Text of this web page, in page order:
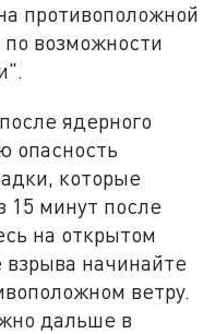
противоположной
возможности
ядерного
опасность
которые
15 минут после
на открытом
взрыва начинайте
ветру.
дальше в